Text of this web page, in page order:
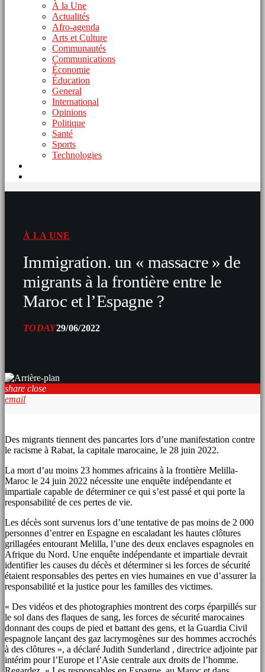
À la Une
Actualités
Afro-agenda
Arts et Culture
Communautés
Communications
Économie
Éducation
General
International
Opinions
Politique
Santé
Sports
Technologies
À LA UNE
Immigration. un « massacre » de
migrants à la frontière entre le
Maroc et l’Espagne ?
TODAY29/06/2022
share close
email
Des migrants tiennent des pancartes lors d’une manifestation contre
le racisme à Rabat, la capitale marocaine, le 28 juin 2022.
La mort d’au moins 23 hommes africains à la frontière Melilla-
Maroc le 24 juin 2022 nécessite une enquête indépendante et
impartiale capable de déterminer ce qui s’est passé et qui porte la
responsabilité de ces pertes de vie.
Les décès sont survenus lors d’une tentative de pas moins de 2 000
personnes d’entrer en Espagne en escaladant les hautes clôtures
grillagées entourant Melilla, l’une des deux enclaves espagnoles en
Afrique du Nord. Une enquête indépendante et impartiale devrait
identifier les causes du décès et déterminer si les forces de sécurité
étaient responsables des pertes en vies humaines en vue d’assurer la
responsabilité et la justice pour les familles des victimes.
« Des vidéos et des photographies montrent des corps éparpillés sur
le sol dans des flaques de sang, les forces de sécurité marocaines
donnant des coups de pied et battant des gens, et la Guardia Civil
espagnole lançant des gaz lacrymogènes sur des hommes accrochés
à des clôtures », a déclaré Judith Sunderland , directrice adjointe par
intérim pour l’Europe et l’Asie centrale aux droits de l’homme.